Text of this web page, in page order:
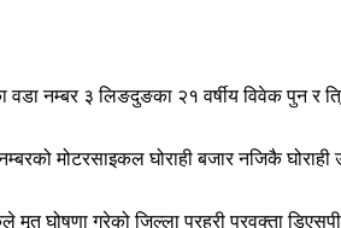
नम्बर ३ लिङदुङका २१ वर्षीय विवेक पुन र
मोटरसाइकल घोराही बजार नजिकै घोराही
मृत घोषणा गरेको जिल्ला प्रहरी प्रवक्ता